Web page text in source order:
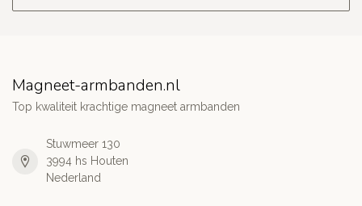
Magneet-armbanden.nl
Top kwaliteit krachtige magneet armbanden
Stuwmeer 130
3994 hs Houten
Nederland